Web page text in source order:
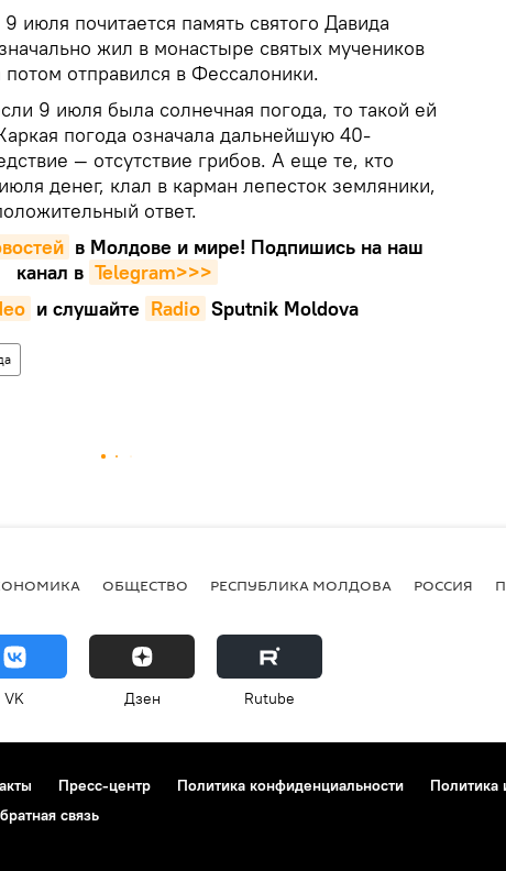
июля почитается память святого Давида
жил в монастыре святых мучеников
отправился в Фессалоники.
9 июля была солнечная погода, то такой ей
погода означала дальнейшую 40-
— отсутствие грибов. А еще те, кто
денег, клал в карман лепесток земляники,
ответ.
в Молдове и мире! Подпишись на наш
канал в Telegram>>>
и слушайте Radio Sputnik Moldova
ОБЩЕСТВО РЕСПУБЛИКА МОЛДОВА РОССИЯ
VK Дзен Rutube
Пресс-центр Политика конфиденциальности
Политика
связь